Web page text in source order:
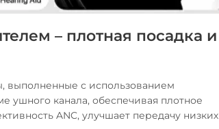
– плотная посадка и
выполненные с использованием
ушного канала, обеспечивая плотное
ANC, улучшает передачу низких